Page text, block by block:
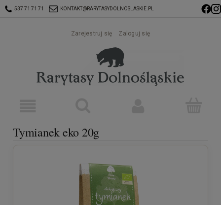
537 71 71 71 KONTAKT@RARYTASYDOLNOSLASKIE.PL
Zarejestruj się Zaloguj się
Tymianek eko 20g